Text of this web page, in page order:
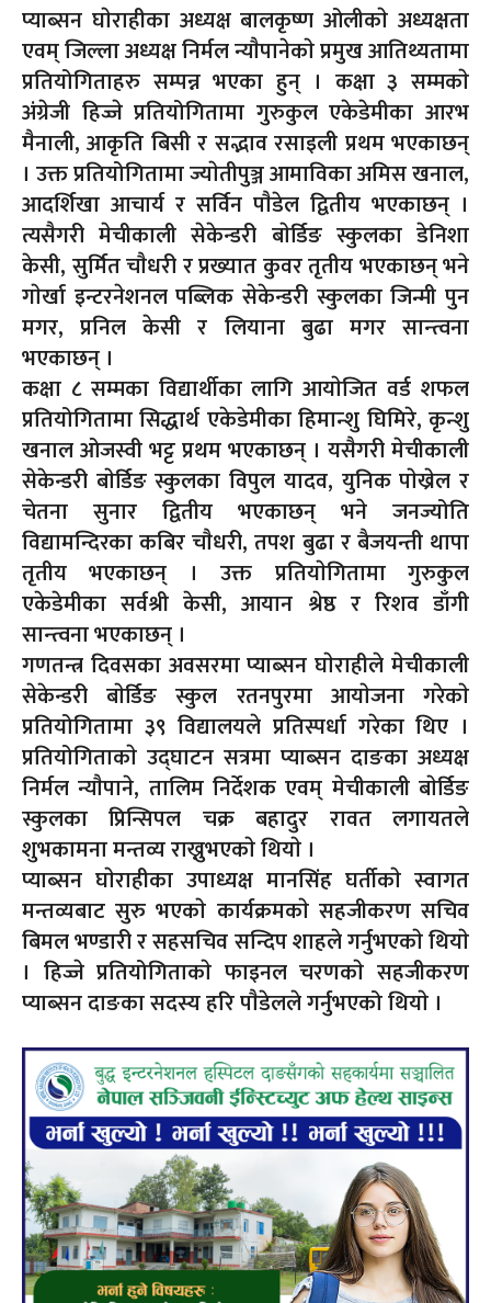
प्याब्सन घाेराहीका अध्यक्ष बालकृष्ण ओलीकाे अध्यक्षता
एवम् जिल्ला अध्यक्ष निर्मल न्याैपानेकाे प्रमुख आतिथ्यतामा
प्रतियोगिताहरु सम्पन्न भएका हुन् । कक्षा ३ सम्मकाे
अंग्रेजी हिज्जे प्रतियोगितामा गुरुकुल एकेडेमीका आरभ
मैनाली, आकृति बिसी र सद्भाव रसाइली प्रथम भएकाछन्
। उक्त प्रतियोगितामा ज्याेतीपुञ्ज आमाविका अमिस खनाल,
आदर्शिखा आचार्य र सर्विन पाैडेल द्वितीय भएकाछन् ।
त्यसैगरी मेचीकाली सेकेन्डरी बाेर्डिङ स्कुलका डेनिशा
केसी, सुर्मित चाैधरी र प्रख्यात कुवर तृतीय भएकाछन् भने
गाेर्खा इन्टरनेशनल पब्लिक सेकेन्डरी स्कुलका जिन्मी पुन
मगर, प्रनिल केसी र लियाना बुढा मगर सान्त्वना
भएकाछन् ।
कक्षा ८ सम्मका विद्यार्थीका लागि आयाेजित वर्ड शफल
प्रतियोगितामा सिद्धार्थ एकेडेमीका हिमान्शु घिमिरे, कृन्शु
खनाल ओजस्वी भट्ट प्रथम भएकाछन् । यसैगरी मेचीकाली
सेकेन्डरी बाेर्डिङ स्कुलका विपुल यादव, युनिक पाेख्रेल र
चेतना सुनार द्वितीय भएकाछन् भने जनज्योति
विद्यामन्दिरका कबिर चाैधरी, तपश बुढा र बैजयन्ती थापा
तृतीय भएकाछन् । उक्त प्रतियाेगितामा गुरुकुल
एकेडेमीका सर्वश्री केसी, आयान श्रेष्ठ र रिशव डाँगी
सान्त्वना भएकाछन् ।
गणतन्त्र दिवसका अवसरमा प्याब्सन घाेराहीले मेचीकाली
सेकेन्डरी बाेर्डिङ स्कुल रतनपुरमा आयाेजना गरेकाे
प्रतियोगितामा ३९ विद्यालयले प्रतिस्पर्धा गरेका थिए ।
प्रतियोगिताकाे उद्घाटन सत्रमा प्याब्सन दाङका अध्यक्ष
निर्मल न्याैपाने, तालिम निर्देशक एवम् मेचीकाली बाेर्डिङ
स्कुलका प्रिन्सिपल चक्र बहादुर रावत लगायतले
शुभकामना मन्तव्य राख्नुभएकाे थियाे ।
प्याब्सन घाेराहीका उपाध्यक्ष मानसिंह घर्तीकाे स्वागत
मन्तव्यबाट सुरु भएकाे कार्यक्रमकाे सहजीकरण सचिव
बिमल भण्डारी र सहसचिव सन्दिप शाहले गर्नुभएकाे थियाे
। हिज्जे प्रतियोगिताकाे फाइनल चरणकाे सहजीकरण
प्याब्सन दाङका सदस्य हरि पाैडेलले गर्नुभएको थियाे ।